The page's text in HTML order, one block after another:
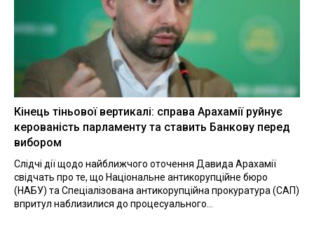
Кінець тіньової вертикалі: справа Арахамії руйнує
керованість парламенту та ставить Банкову перед
вибором
Слідчі дії щодо найближчого оточення Давида Арахамії
свідчать про те, що Національне антикорупційне бюро
(НАБУ) та Спеціалізована антикорупційна прокуратура (САП)
впритул наблизилися до процесуального...